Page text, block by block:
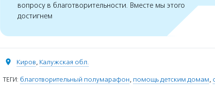
вопросу в благотворительности. Вместе мы этого
достигнем
Киров, Калужская обл.
ТЕГИ: благотворительный полумарафон, помощь детским домам,